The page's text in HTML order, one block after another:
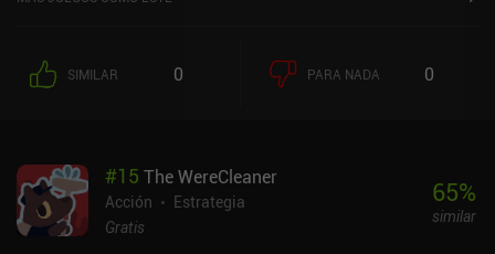
SIMILAR 0 PARA NADA 0
#15 The WereCleaner
Acción
Estrategia
Gratis
65%
similar